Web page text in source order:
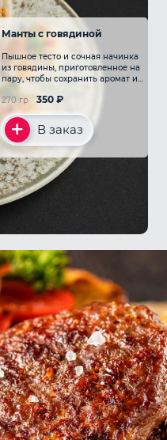
Манты с говядиной
Пышное тесто и сочная начинка
из говядины, приготовленное на
пару, чтобы сохранить аромат и
нежность мяса
350 ₽
270 гр
В заказ